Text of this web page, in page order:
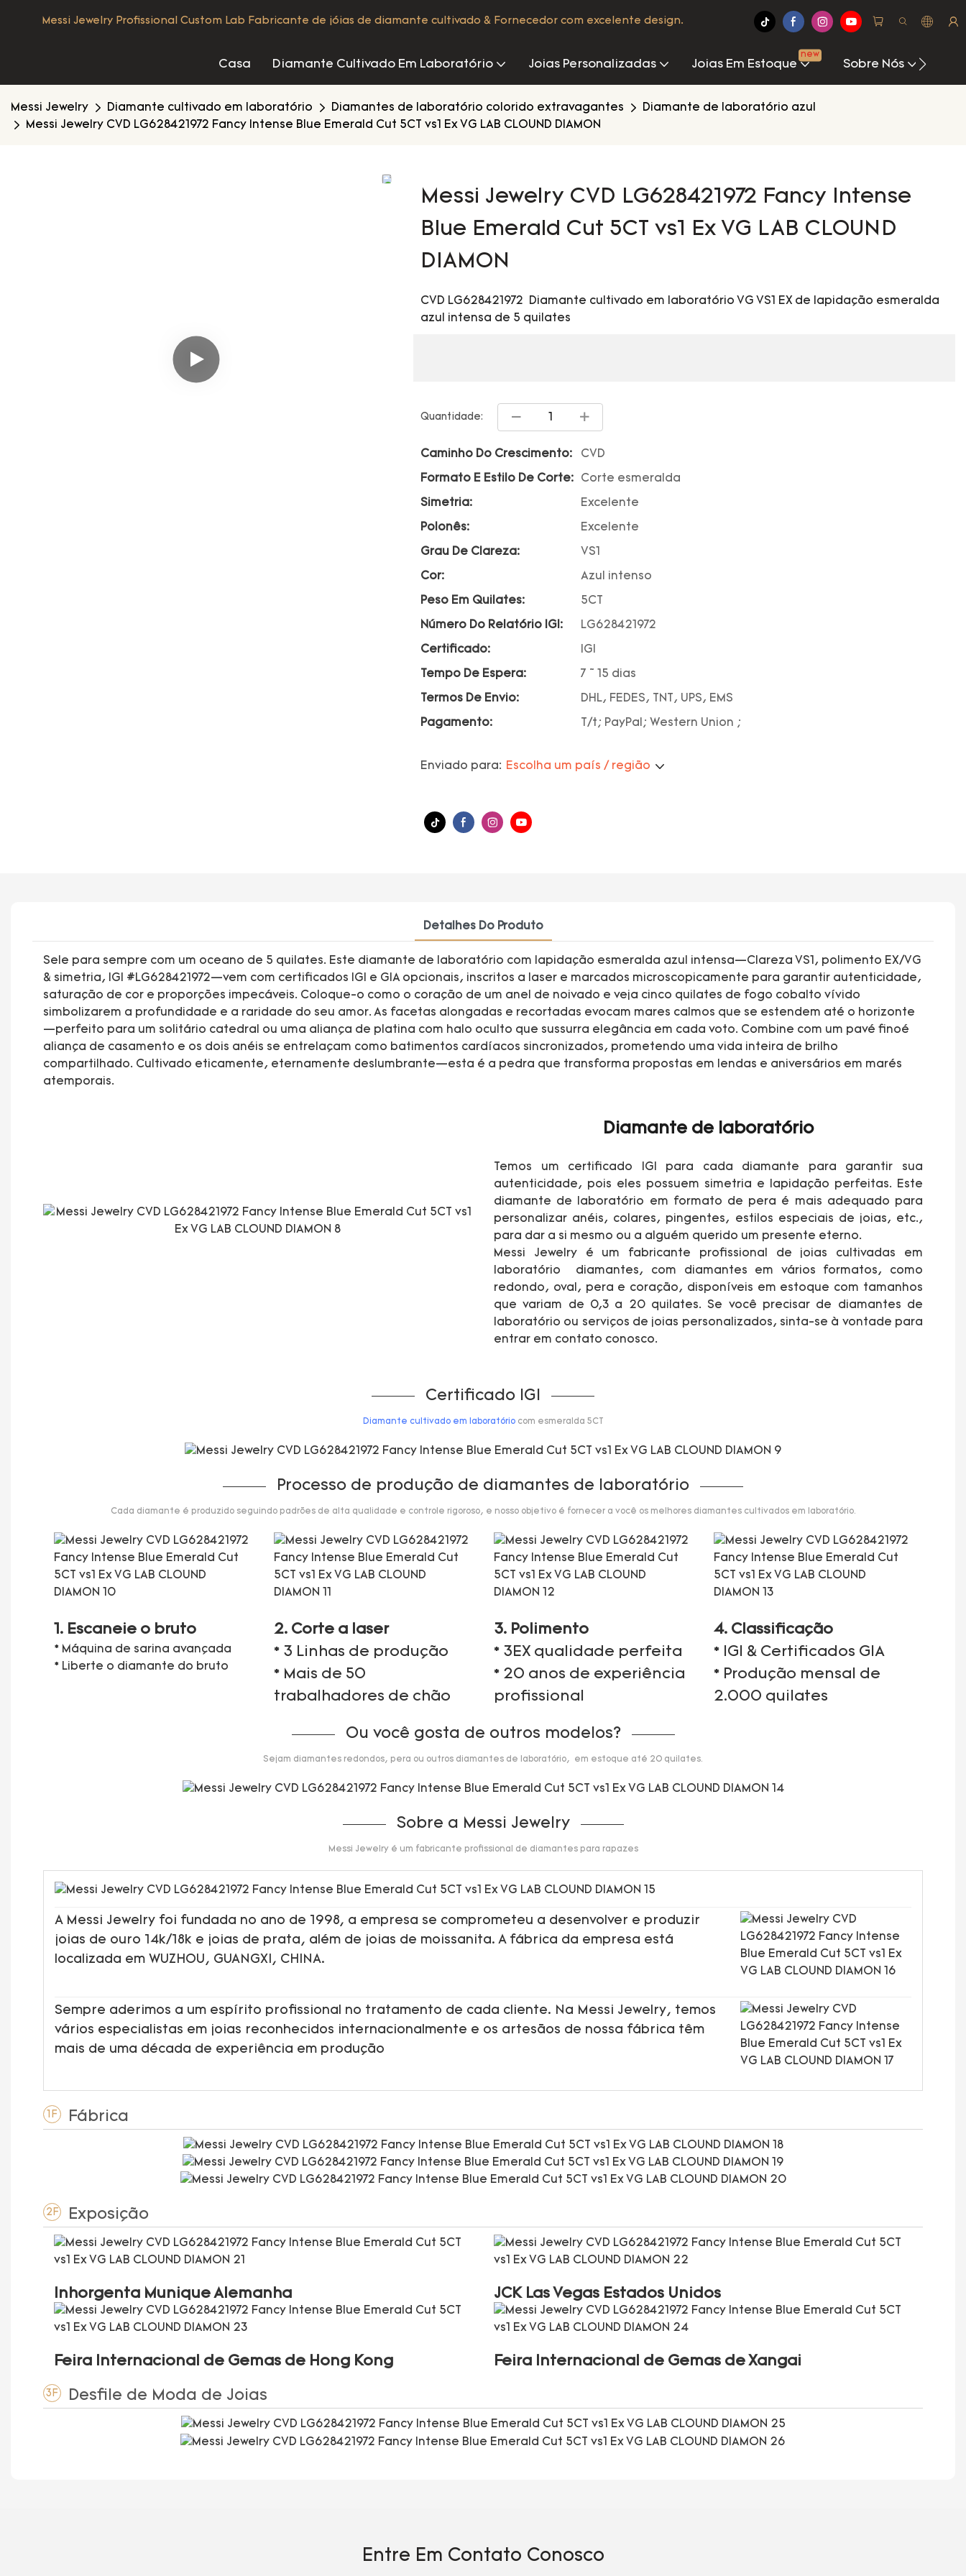
Messi Jewelry Profissional Custom Lab Fabricante de jóias de diamante cultivado & Fornecedor com excelente design.
Casa Diamante Cultivado Em Laboratório Joias Personalizadas Joias Em Estoque
new
Sobre Nós
Messi Jewelry Diamante cultivado em laboratório Diamantes de laboratório colorido extravagantes
Diamante de laboratório azul
Messi Jewelry CVD LG628421972 Fancy Intense Blue Emerald Cut 5CT vs1 Ex VG LAB CLOUND DIAMON
Messi Jewelry CVD LG628421972 Fancy Intense
Blue Emerald Cut 5CT vs1 Ex VG LAB CLOUND
DIAMON
CVD LG628421972 Diamante cultivado em laboratório VG VS1 EX de lapidação esmeralda
azul intensa de 5 quilates
Quantidade:
Caminho Do Crescimento: CVD
Formato E Estilo De Corte: Corte esmeralda
Simetria: Excelente
Polonês: Excelente
Grau De Clareza: VS1
Cor: Azul intenso
Peso Em Quilates: 5CT
Número Do Relatório IGI: LG628421972
Certificado: IGI
Tempo De Espera: 7 ~ 15 dias
Termos De Envio: DHL, FEDES, TNT, UPS, EMS
Pagamento: T/t; PayPal; Western Union ;
Enviado para: Escolha um país / região
Detalhes Do Produto
Sele para sempre com um oceano de 5 quilates. Este diamante de laboratório com lapidação esmeralda azul intensa—Clareza VS1, polimento EX/VG
& simetria, IGI #LG628421972—vem com certificados IGI e GIA opcionais, inscritos a laser e marcados microscopicamente para garantir autenticidade,
saturação de cor e proporções impecáveis. Coloque-o como o coração de um anel de noivado e veja cinco quilates de fogo cobalto vívido
simbolizarem a profundidade e a raridade do seu amor. As facetas alongadas e recortadas evocam mares calmos que se estendem até o horizonte
—perfeito para um solitário catedral ou uma aliança de platina com halo oculto que sussurra elegância em cada voto. Combine com um pavé finoé
aliança de casamento e os dois anéis se entrelaçam como batimentos cardíacos sincronizados, prometendo uma vida inteira de brilho
compartilhado. Cultivado eticamente, eternamente deslumbrante—esta é a pedra que transforma propostas em lendas e aniversários em marés
atemporais.
Diamante de laboratório
Temos um certificado IGI para cada diamante para garantir sua
autenticidade, pois eles possuem simetria e lapidação perfeitas. Este
diamante de laboratório em formato de pera é mais adequado para
personalizar anéis, colares, pingentes, estilos especiais de joias, etc.,
para dar a si mesmo ou a alguém querido um presente eterno.
Messi Jewelry é um fabricante profissional de joias cultivadas em
laboratório diamantes, com diamantes em vários formatos, como
redondo, oval, pera e coração, disponíveis em estoque com tamanhos
que variam de 0,3 a 20 quilates. Se você precisar de diamantes de
laboratório ou serviços de joias personalizados, sinta-se à vontade para
entrar em contato conosco.
Certificado IGI
Diamante cultivado em laboratóriocom esmeralda 5CT
Processo de produção de diamantes de laboratório
Cada diamante é produzido seguindo padrões de alta qualidade e controle rigoroso, e nosso objetivo é fornecer a você os melhores diamantes cultivados em laboratório.
1. Escaneie o bruto
* Máquina de sarina avançada
* Liberte o diamante do bruto
2. Corte a laser
* 3 Linhas de produção
* Mais de 50
trabalhadores de chão
3. Polimento
* 3EX qualidade perfeita
* 20 anos de experiência
profissional
4. Classificação
* IGI & Certificados GIA
* Produção mensal de
2.000 quilates
Ou você gosta de outros modelos?
Sejam diamantes redondos, pera ou outros diamantes de laboratório, em estoque até 20 quilates.
Sobre a Messi Jewelry
Messi Jewelry é um fabricante profissional de diamantes para rapazes
A Messi Jewelry foi fundada no ano de 1998, a empresa se comprometeu a desenvolver e produzir
joias de ouro 14k/18k e joias de prata, além de joias de moissanita. A fábrica da empresa está
localizada em WUZHOU, GUANGXI, CHINA.
Sempre aderimos a um espírito profissional no tratamento de cada cliente. Na Messi Jewelry, temos
vários especialistas em joias reconhecidos internacionalmente e os artesãos de nossa fábrica têm
mais de uma década de experiência em produção
1F Fábrica
2F Exposição
Inhorgenta Munique Alemanha JCK Las Vegas Estados Unidos
Feira Internacional de Gemas de Hong Kong Feira Internacional de Gemas de Xangai
3F Desfile de Moda de Joias
Entre Em Contato Conosco